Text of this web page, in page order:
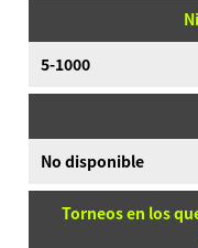
5-1000
No disponible
Torneos en los